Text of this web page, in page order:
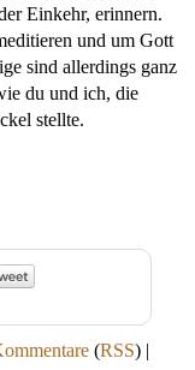
Einkehr, erinnern.
und um Gott
sind allerdings ganz
du und ich, die
stellte.
(RSS) |